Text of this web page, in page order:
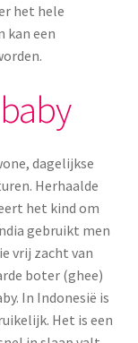
het hele
kan een
dagelijkse
Herhaalde
het kind om
gebruikt men
vrij zacht van
boter (ghee)
In Indonesië is
Het is een